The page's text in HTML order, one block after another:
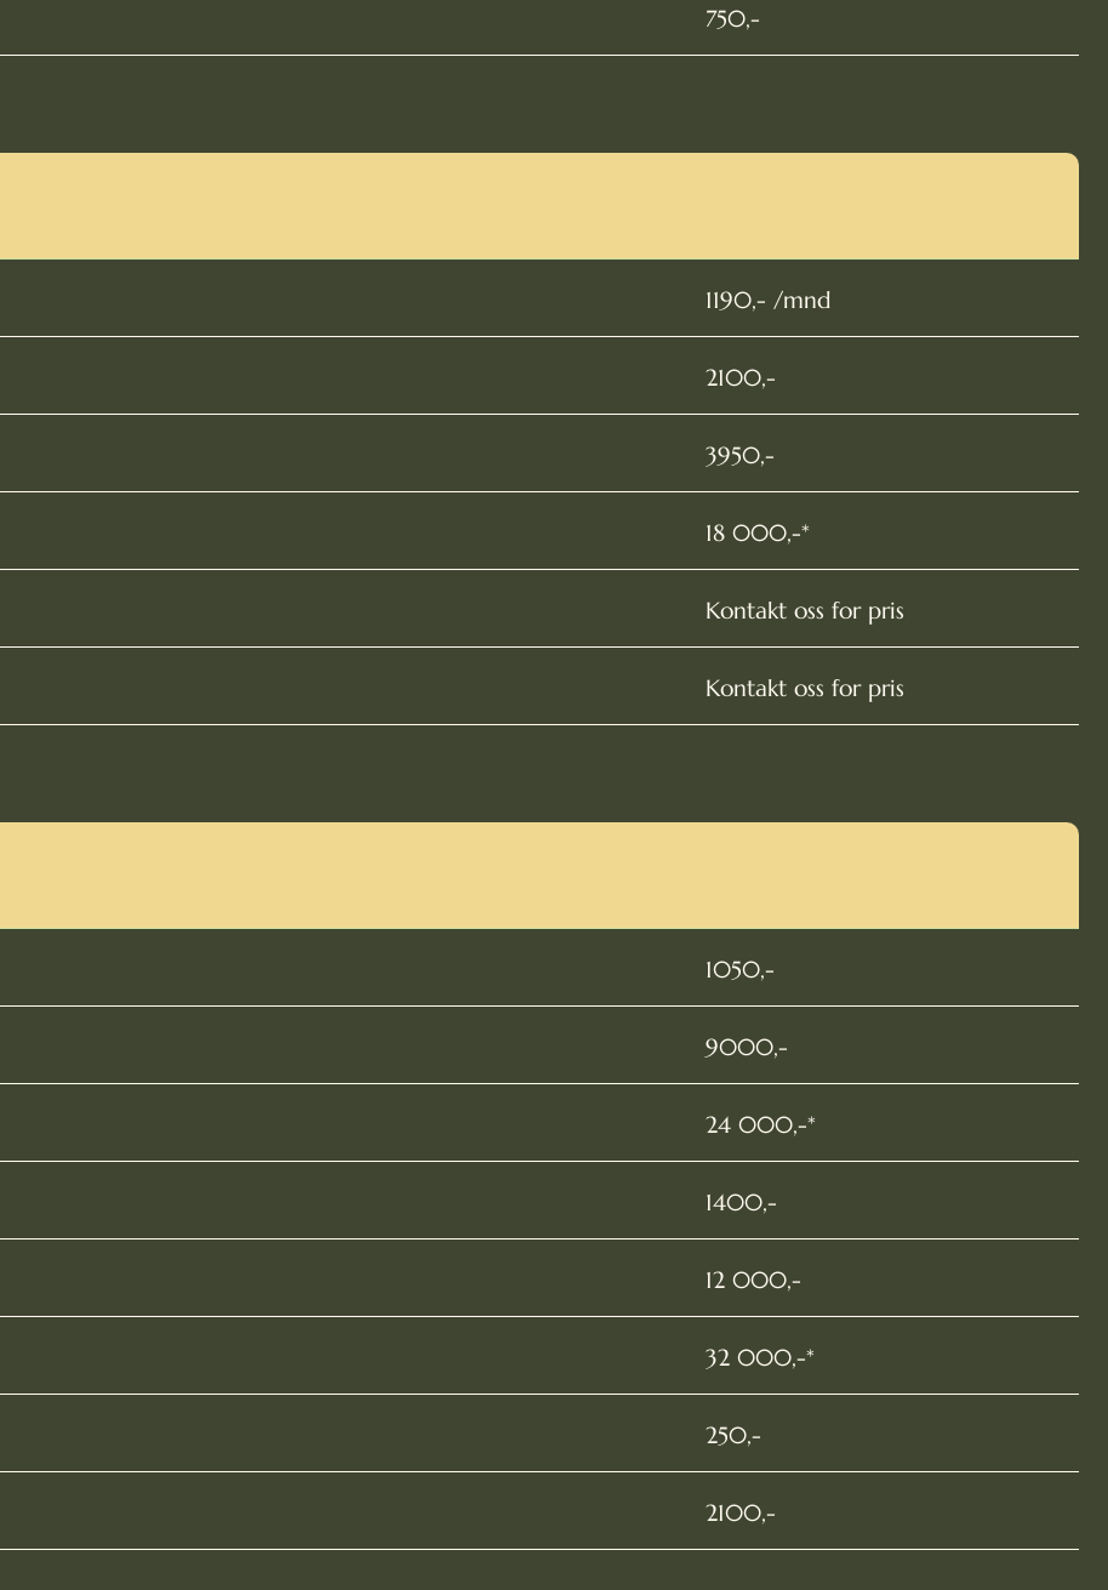
750,-
1190,- /mnd
2100,-
3950,-
18 000,-*
Kontakt oss for pris
Kontakt oss for pris
1050,-
9000,-
24 000,-*
1400,-
12 000,-
32 000,-*
250,-
2100,-